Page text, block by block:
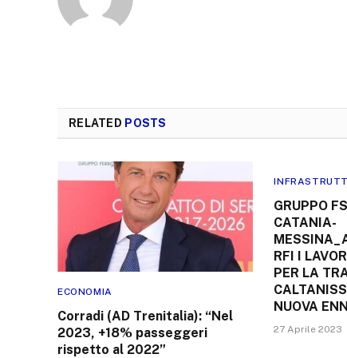
RELATED POSTS
ECONOMIA
Corradi (AD Trenitalia): “Nel
2023, +18% passeggeri
rispetto al 2022”
GRUPPO
CATANIA-
RFI I
PER LA
NUOVA
27 Aprile 2023